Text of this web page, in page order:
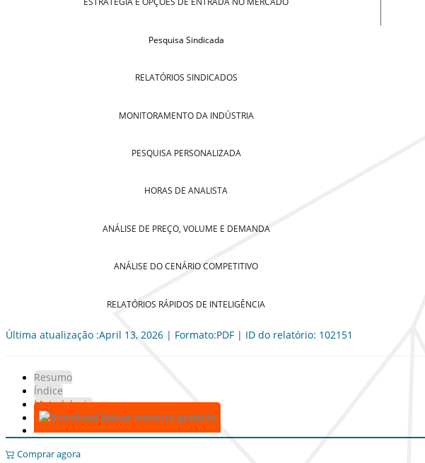
Pesquisa Sindicada
RELATÓRIOS SINDICADOS
MONITORAMENTO DA INDÚSTRIA
PESQUISA PERSONALIZADA
HORAS DE ANALISTA
ANÁLISE DE PREÇO, VOLUME E DEMANDA
ANÁLISE DO CENÁRIO COMPETITIVO
RELATÓRIOS RÁPIDOS DE INTELIGÊNCIA
Última atualização :April 13, 2026 | Formato:PDF | ID do relatório: 102151
Resumo
Índice
Metodologia
Baixar amostra gratuita
Comprar agora